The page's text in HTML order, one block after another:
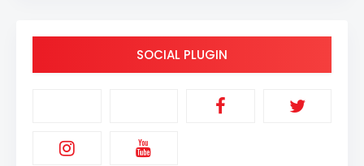
SOCIAL PLUGIN